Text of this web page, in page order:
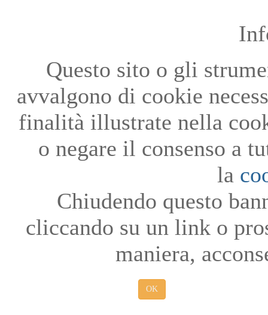
Questo sito o gli
avvalgono di cookie
finalità illustrate nella
o negare il consenso a
la
Chiudendo questo
cliccando su un link o
maniera,
OK